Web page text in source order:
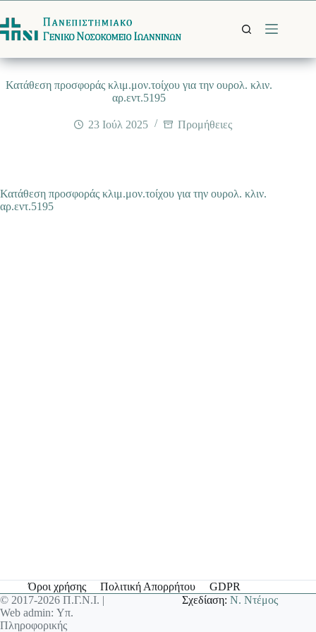
στο
περιεχόμενο
Κατάθεση προσφοράς κλιμ.μον.τοίχου για την ουρολ. κλιν.
αρ.εντ.5195
23 Ιούλ 2025 Προμήθειες
Κατάθεση προσφοράς κλιμ.μον.τοίχου για την ουρολ. κλιν.
αρ.εντ.5195
Όροι χρήσης Πολιτική Απορρήτου
GDPR
© 2017-2026 Π.Γ.Ν.Ι. |
Web admin: Υπ.
Πληροφορικής
Σχεδίαση:Ν. Ντέμος